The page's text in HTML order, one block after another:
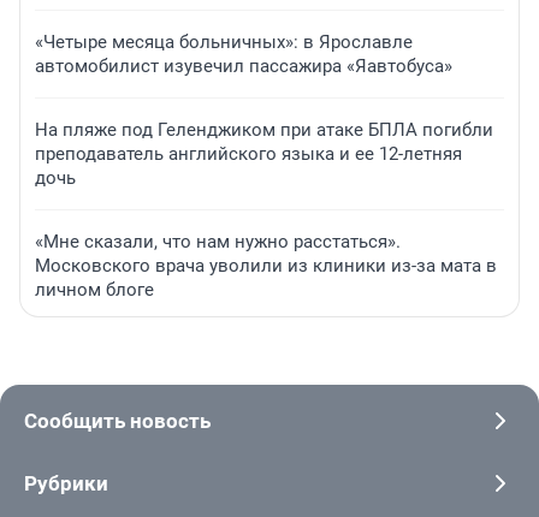
«Четыре месяца больничных»: в Ярославле
автомобилист изувечил пассажира «Яавтобуса»
На пляже под Геленджиком при атаке БПЛА погибли
преподаватель английского языка и ее 12-летняя
дочь
«Мне сказали, что нам нужно расстаться».
Московского врача уволили из клиники из-за мата в
личном блоге
Сообщить новость
Рубрики